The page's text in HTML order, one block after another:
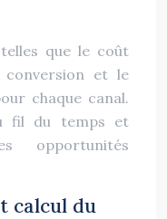
que le coût
et le
chaque canal.
fil du temps et
opportunités
calcul du